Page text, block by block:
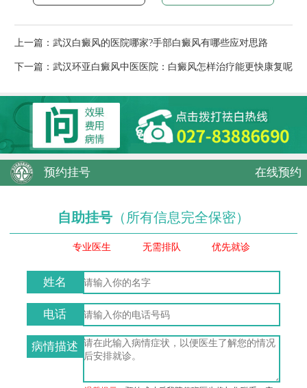
上一篇： 武汉白癜风的医院哪家?手部白癜风有哪些应对思路
下一篇： 武汉环亚白癜风中医医院：白癜风怎样治疗能更快康复呢
预约挂号 在线预约
自助挂号 （所有信息完全保密）
专业医生 无需排队 优先就诊
姓名
电话
病情描述